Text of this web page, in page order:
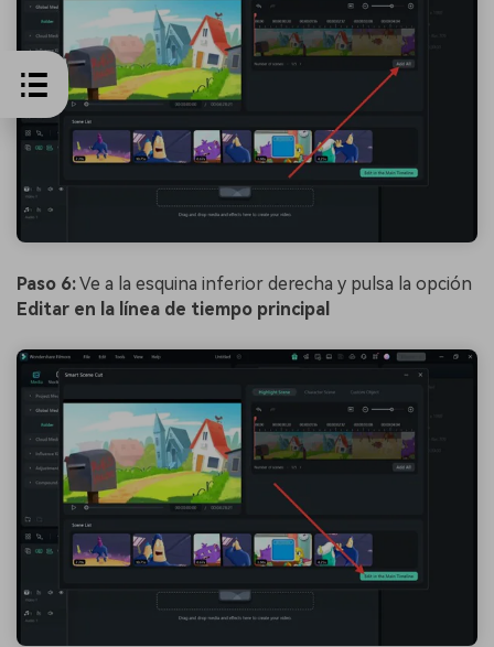
Paso 6:Ve a la esquina inferior derecha y pulsa la opción
Editar en la línea de tiempo principal